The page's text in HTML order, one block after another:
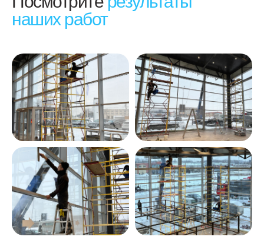
наших работ